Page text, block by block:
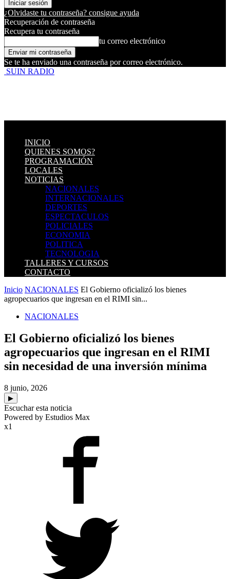
¿Olvidaste tu contraseña? consigue ayuda
Recuperación de contraseña
Recupera tu contraseña
tu correo electrónico
Se te ha enviado una contraseña por correo electrónico.
SUIN RADIO
INICIO
QUIENES SOMOS?
PROGRAMACIÓN
LOCALES
NOTICIAS
NACIONALES
INTERNACIONALES
DEPORTES
ESPECTACULOS
POLICIALES
ECONOMIA
POLITICA
TECNOLOGIA
TALLERES Y CURSOS
CONTACTO
Inicio NACIONALES El Gobierno oficializó los bienes
agropecuarios que ingresan en el RIMI sin...
NACIONALES
El Gobierno oficializó los bienes
agropecuarios que ingresan en el RIMI
sin necesidad de una inversión mínima
8 junio, 2026
▶
Escuchar esta noticia
Powered by Estudios Max
x1